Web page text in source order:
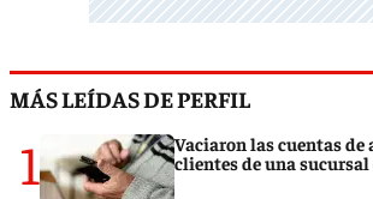
MÁS LEÍDAS DE PERFIL
1
Vaciaron las cuentas de
clientes de una